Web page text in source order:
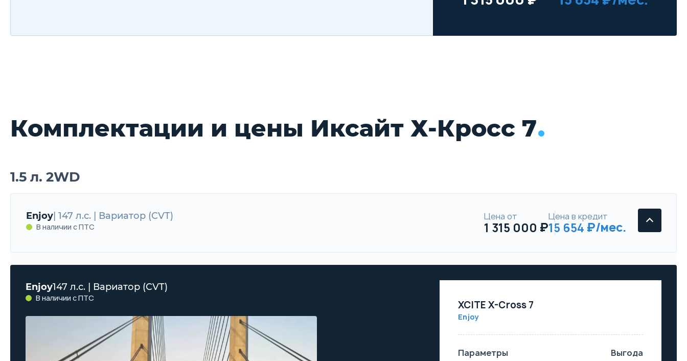
Комплектации и цены Иксайт Х-Кросс 7
1.5 л. 2WD
Enjoy | 147 л.с. | Вариатор (CVT)
В наличии с ПТС
Цена от
1 315 000
Цена в кредит
15 654
Enjoy147 л.с. | Вариатор (CVT)
В наличии с ПТС
XCITE X-Cross 7
Enjoy
Параметры Выгода